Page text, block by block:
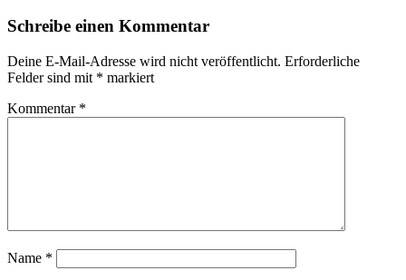
Schreibe einen Kommentar
Deine E-Mail-Adresse wird nicht veröffentlicht. Erforderliche
Felder sind mit * markiert
Kommentar *
Name *